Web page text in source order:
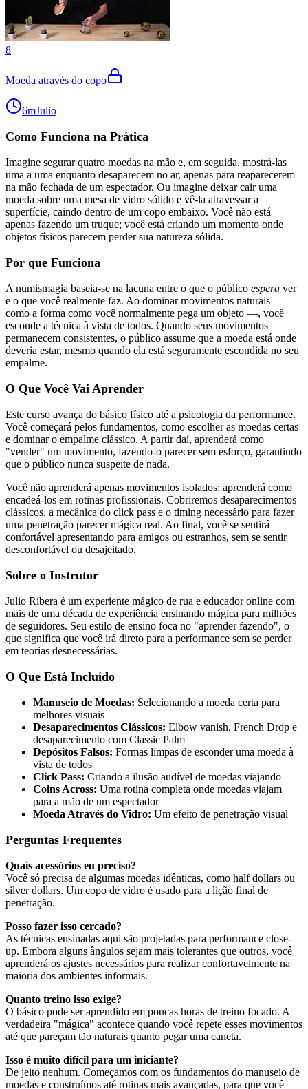
8
Moeda através do copo
6mJulio
Como Funciona na Prática
Imagine segurar quatro moedas na mão e, em seguida, mostrá-las
uma a uma enquanto desaparecem no ar, apenas para reaparecerem
na mão fechada de um espectador. Ou imagine deixar cair uma
moeda sobre uma mesa de vidro sólido e vê-la atravessar a
superfície, caindo dentro de um copo embaixo. Você não está
apenas fazendo um truque; você está criando um momento onde
objetos físicos parecem perder sua natureza sólida.
Por que Funciona
A numismagia baseia-se na lacuna entre o que o público espera ver
e o que você realmente faz. Ao dominar movimentos naturais —
como a forma como você normalmente pega um objeto —, você
esconde a técnica à vista de todos. Quando seus movimentos
permanecem consistentes, o público assume que a moeda está onde
deveria estar, mesmo quando ela está seguramente escondida no seu
empalme.
O Que Você Vai Aprender
Este curso avança do básico físico até a psicologia da performance.
Você começará pelos fundamentos, como escolher as moedas certas
e dominar o empalme clássico. A partir daí, aprenderá como
"vender" um movimento, fazendo-o parecer sem esforço, garantindo
que o público nunca suspeite de nada.
Você não aprenderá apenas movimentos isolados; aprenderá como
encadeá-los em rotinas profissionais. Cobriremos desaparecimentos
clássicos, a mecânica do click pass e o timing necessário para fazer
uma penetração parecer mágica real. Ao final, você se sentirá
confortável apresentando para amigos ou estranhos, sem se sentir
desconfortável ou desajeitado.
Sobre o Instrutor
Julio Ribera é um experiente mágico de rua e educador online com
mais de uma década de experiência ensinando mágica para milhões
de seguidores. Seu estilo de ensino foca no "aprender fazendo", o
que significa que você irá direto para a performance sem se perder
em teorias desnecessárias.
O Que Está Incluído
Manuseio de Moedas: Selecionando a moeda certa para
melhores visuais
Desaparecimentos Clássicos: Elbow vanish, French Drop e
desaparecimento com Classic Palm
Depósitos Falsos: Formas limpas de esconder uma moeda à
vista de todos
Click Pass: Criando a ilusão audível de moedas viajando
Coins Across: Uma rotina completa onde moedas viajam
para a mão de um espectador
Moeda Através do Vidro: Um efeito de penetração visual
Perguntas Frequentes
Quais acessórios eu preciso?
Você só precisa de algumas moedas idênticas, como half dollars ou
silver dollars. Um copo de vidro é usado para a lição final de
penetração.
Posso fazer isso cercado?
As técnicas ensinadas aqui são projetadas para performance close-
up. Embora alguns ângulos sejam mais tolerantes que outros, você
aprenderá os ajustes necessários para realizar confortavelmente na
maioria dos ambientes informais.
Quanto treino isso exige?
O básico pode ser aprendido em poucas horas de treino focado. A
verdadeira "mágica" acontece quando você repete esses movimentos
até que pareçam tão naturais quanto pegar uma caneta.
Isso é muito difícil para um iniciante?
De jeito nenhum. Começamos com os fundamentos do manuseio de
moedas e construímos até rotinas mais avançadas, para que você